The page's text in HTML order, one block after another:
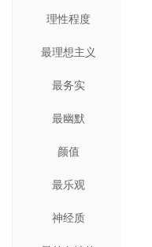
理性程度
最理想主义
最务实
最幽默
颜值
最乐观
神经质